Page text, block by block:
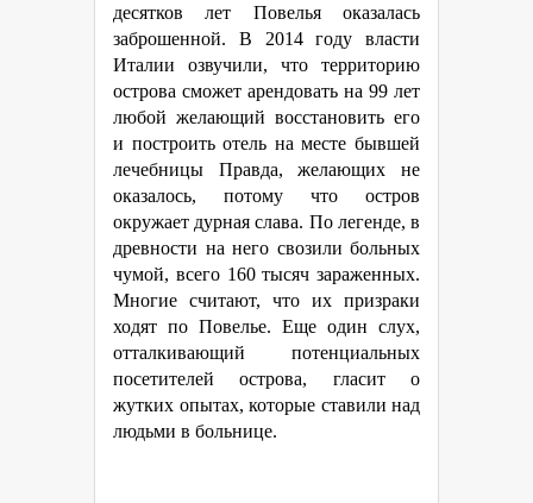
десятков лет Повелья оказалась
заброшенной. В 2014 году власти
Италии озвучили, что территорию
острова сможет арендовать на 99 лет
любой желающий восстановить его
и построить отель на месте бывшей
лечебницы Правда, желающих не
оказалось, потому что остров
окружает дурная слава. По легенде, в
древности на него свозили больных
чумой, всего 160 тысяч зараженных.
Многие считают, что их призраки
ходят по Повелье. Еще один слух,
отталкивающий потенциальных
посетителей острова, гласит о
жутких опытах, которые ставили над
людьми в больнице.